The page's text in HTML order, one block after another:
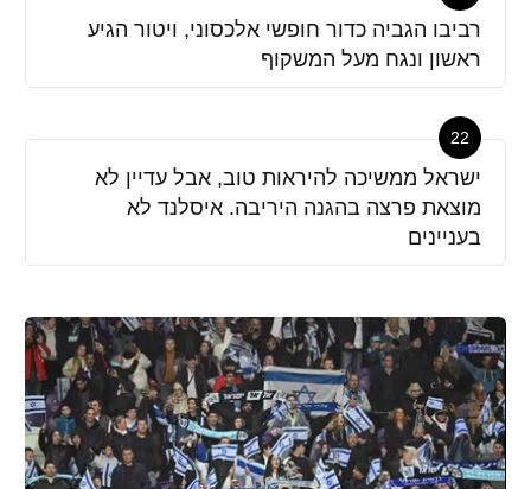
רביבו הגביה כדור חופשי אלכסוני, ויטור הגיע
ראשון ונגח מעל המשקוף
22
ישראל ממשיכה להיראות טוב, אבל עדיין לא
מוצאת פרצה בהגנה היריבה. איסלנד לא
בעניינים